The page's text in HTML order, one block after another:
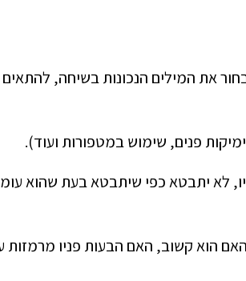
את המילים הנכונות בשיחה,
פנים, שימוש במטפורות ועוד).
לא יתבטא כפי שיתבטא בעת שהוא
הוא קשוב, האם הבעות פניו מרמזות